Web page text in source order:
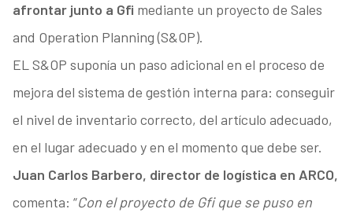
afrontar junto a Gfi mediante un proyecto de Sales
and Operation Planning (S&OP).
EL S&OP suponía un paso adicional en el proceso de
mejora del sistema de gestión interna para: conseguir
el nivel de inventario correcto, del artículo adecuado,
en el lugar adecuado y en el momento que debe ser.
Juan Carlos Barbero, director de logística en ARCO,
comenta: “Con el proyecto de Gfi que se puso en